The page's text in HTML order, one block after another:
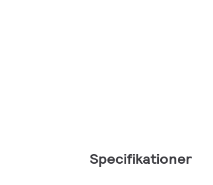
Specifikationer